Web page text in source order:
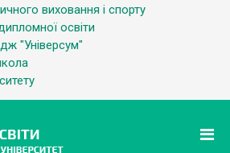
виховання і спорту
освіти
"Універсум"